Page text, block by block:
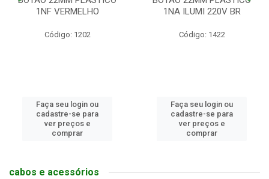
1NF VERMELHO
Código: 1202
Faça seu login ou
cadastre-se para
ver preços e
comprar
1NA ILUMI 220V BR
Código: 1422
Faça seu login ou
cadastre-se para
ver preços e
comprar
cabos e acessórios